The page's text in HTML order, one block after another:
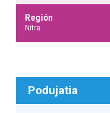
Región
Nitra
Podujatia